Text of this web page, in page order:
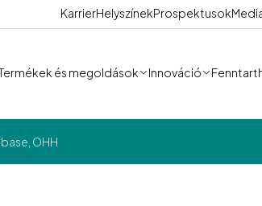
KarrierHelyszínekProspektusok
és megoldások Innováció
OHH